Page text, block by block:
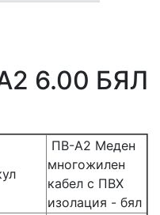
6.00 БЯЛ
ПВ-А2 Меден
многожилен
кабел с ПВХ
изолация - бял